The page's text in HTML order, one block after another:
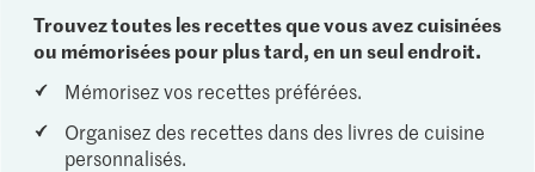
Trouvez toutes les recettes que vous avez cuisinées
ou mémorisées pour plus tard, en un seul endroit.
Mémorisez vos recettes préférées.
Organisez des recettes dans des livres de cuisine
personnalisés.